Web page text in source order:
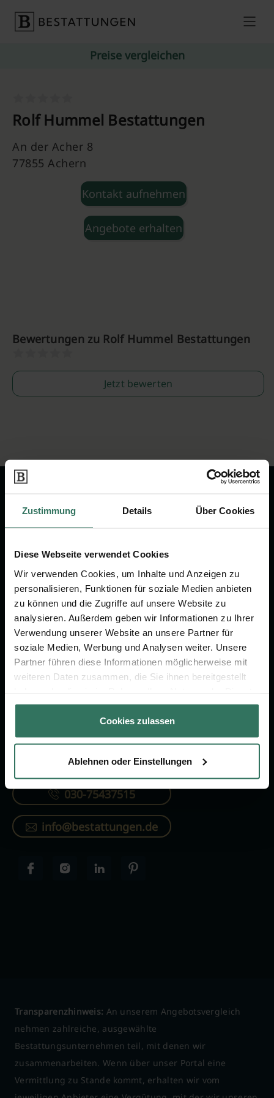
Zustimmung Details Über Cookies
Diese Webseite verwendet Cookies
Wir verwenden Cookies, um Inhalte und Anzeigen zu
personalisieren, Funktionen für soziale Medien anbieten
zu können und die Zugriffe auf unsere Website zu
analysieren. Außerdem geben wir Informationen zu Ihrer
Verwendung unserer Website an unsere Partner für
soziale Medien, Werbung und Analysen weiter. Unsere
Partner führen diese Informationen möglicherweise mit
weiteren Daten zusammen, die Sie ihnen bereitgestellt
gesammelt haben.
Cookies zulassen
Ablehnen oder Einstellungen
Preise vergleichen
Rolf Hummel Bestattungen
An der Acher 8
77855 Achern
Kontakt aufnehmen
Angebote erhalten
Bewertungen zu Rolf Hummel Bestattungen
Jetzt bewerten
Wir sind Ihr Ansprechpartner rund
Vorsorge.
Jetzt beraten lassen
FÜR SIE
Vergleich
Verzeichnis
FÜR BESTATTER
Online-Portal
KONTAKTIEREN SIE UNS
030-75437515
info@bestattungen.de
Transparenzhinweis: An unserem Angebotsvergleich
nehmen zahlreiche, ausgewählte
Bestattungsunternehmen teil, mit denen wir
zusammenarbeiten. Wenn über unser Portal eine
Vermittlung zu Stande kommt, erhalten wir vom